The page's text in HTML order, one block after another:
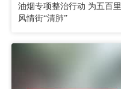
油烟专项整治行动 为五百里
风情街“清肺”